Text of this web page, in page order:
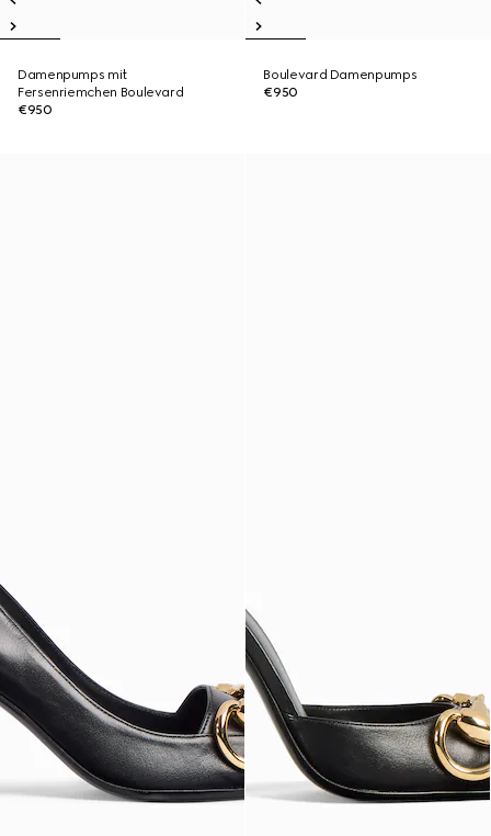
Damenpumps mit
Fersenriemchen Boulevard
€950
Boulevard Damenpumps
€950